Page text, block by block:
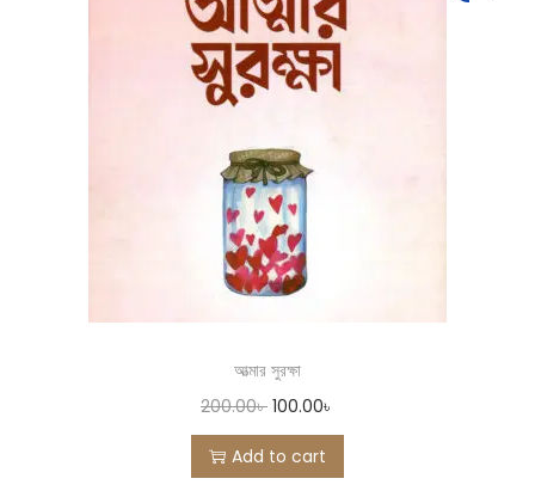
আত্মার সুরক্ষা
200.00৳ 100.00৳
Add to cart